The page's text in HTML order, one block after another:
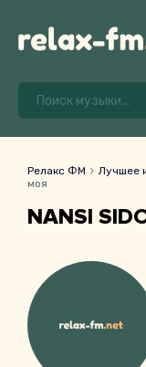
Релакс ФМ Лучшее
моя
NANSI